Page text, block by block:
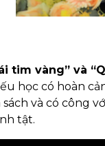
tim vàng” và
học có hoàn
và có công
tật.